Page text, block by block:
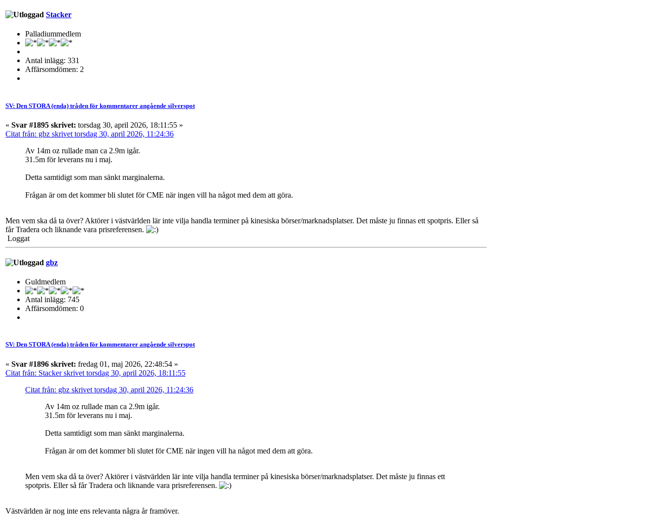
Stacker
Palladiummedlem
Antal inlägg: 331
Affärsomdömen: 2
SV: Den STORA (enda) tråden för kommentarer angående silverspot
« Svar #1895 skrivet: torsdag 30, april 2026, 18:11:55 »
Citat från: gbz skrivet torsdag 30, april 2026, 11:24:36
Av 14m oz rullade man ca 2.9m igår.
31.5m för leverans nu i maj.
Detta samtidigt som man sänkt marginalerna.
Frågan är om det kommer bli slutet för CME när ingen vill ha något med dem att göra.
Men vem ska då ta över? Aktörer i västvärlden lär inte vilja handla terminer på kinesiska börser/marknadsplatser. Det måste ju finnas ett spotpris. Eller så
får Tradera och liknande vara prisreferensen.
Loggat
gbz
Guldmedlem
Antal inlägg: 745
Affärsomdömen: 0
SV: Den STORA (enda) tråden för kommentarer angående silverspot
« Svar #1896 skrivet: fredag 01, maj 2026, 22:48:54 »
Citat från: Stacker skrivet torsdag 30, april 2026, 18:11:55
Citat från: gbz skrivet torsdag 30, april 2026, 11:24:36
Av 14m oz rullade man ca 2.9m igår.
31.5m för leverans nu i maj.
Detta samtidigt som man sänkt marginalerna.
Frågan är om det kommer bli slutet för CME när ingen vill ha något med dem att göra.
Men vem ska då ta över? Aktörer i västvärlden lär inte vilja handla terminer på kinesiska börser/marknadsplatser. Det måste ju finnas ett
spotpris. Eller så får Tradera och liknande vara prisreferensen.
Västvärlden är nog inte ens relevanta några år framöver.